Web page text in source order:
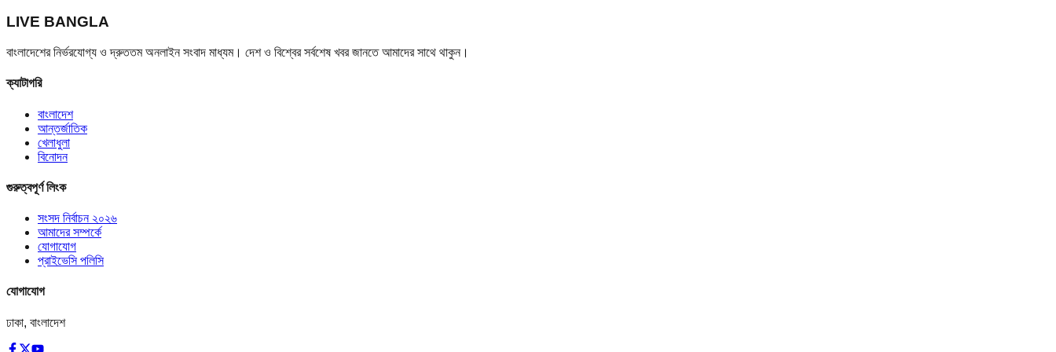
LIVE BANGLA
বাংলাদেশের নির্ভরযোগ্য ও দ্রুততম অনলাইন সংবাদ মাধ্যম। দেশ ও বিশ্বের সর্বশেষ খবর জানতে আমাদের সাথে থাকুন।
ক্যাটাগরি
বাংলাদেশ
আন্তর্জাতিক
খেলাধুলা
বিনোদন
গুরুত্বপূর্ণ লিংক
সংসদ নির্বাচন ২০২৬
আমাদের সম্পর্কে
যোগাযোগ
প্রাইভেসি পলিসি
যোগাযোগ
ঢাকা, বাংলাদেশ